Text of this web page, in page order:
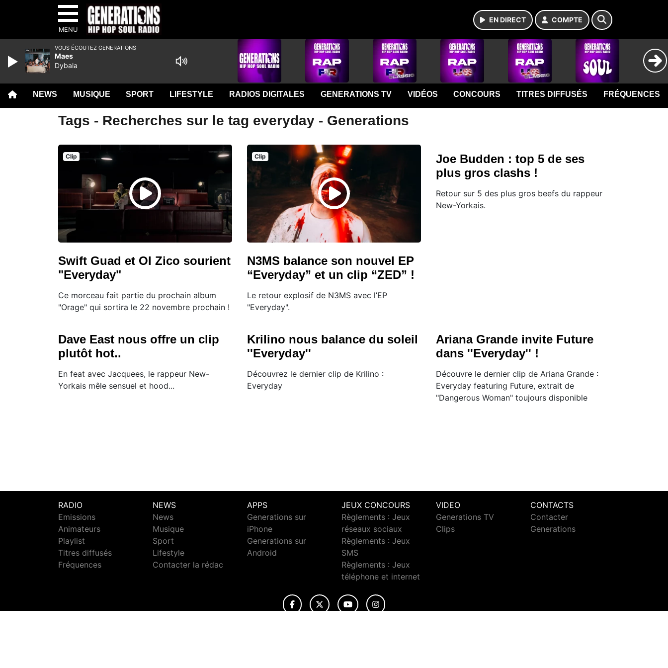
MENU
EN DIRECT COMPTE
NEWS MUSIQUE SPORT LIFESTYLE RADIOS DIGITALES GENERATIONS TV VIDÉOS CONCOURS TITRES DIFFUSÉS FRÉQUENCES
Tags - Recherches sur le tag everyday - Generations
Clip
Swift Guad et Ol Zico sourient
"Everyday"
Ce morceau fait partie du prochain album
"Orage" qui sortira le 22 novembre prochain !
Clip
N3MS balance son nouvel EP
“Everyday” et un clip “ZED” !
Le retour explosif de N3MS avec l’EP
"Everyday".
Joe Budden : top 5 de ses
plus gros clashs !
Retour sur 5 des plus gros beefs du rappeur
New-Yorkais.
Dave East nous offre un clip
plutôt hot..
En feat avec Jacquees, le rappeur New-
Yorkais mêle sensuel et hood...
Krilino nous balance du soleil
''Everyday''
Découvrez le dernier clip de Krilino :
Everyday
Ariana Grande invite Future
dans ''Everyday'' !
Découvre le dernier clip de Ariana Grande :
Everyday featuring Future, extrait de
"Dangerous Woman" toujours disponible
RADIO
Emissions
Animateurs
Playlist
Titres diffusés
Fréquences
NEWS
News
Musique
Sport
Lifestyle
Contacter la rédac
APPS
Generations sur
iPhone
Generations sur
Android
JEUX CONCOURS
Règlements : Jeux
réseaux sociaux
Règlements : Jeux
SMS
Règlements : Jeux
téléphone et internet
VIDEO
Generations TV
Clips
CONTACTS
Contacter
Generations
VOUS ÉCOUTEZ GENERATIONS
Maes
Dybala